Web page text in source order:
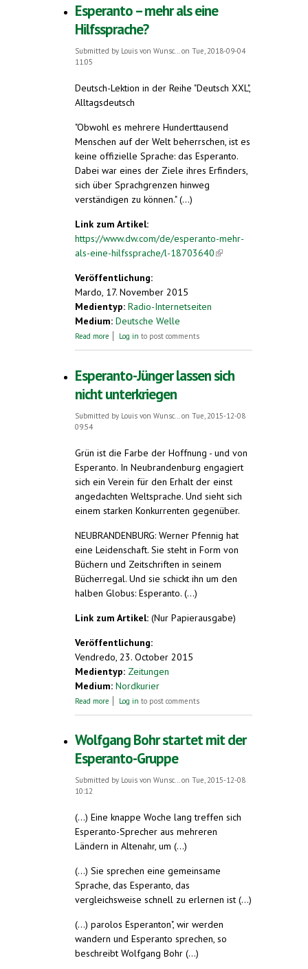
Esperanto – mehr als eine
Hilfssprache?
Submitted by Louis von Wunsc...on Tue, 2018-09-04
11:05
Deutsch-Lektion in der Reihe "Deutsch XXL",
Alltagsdeutsch
"Obwohl es mehrere Hunderttausend
Menschen auf der Welt beherrschen, ist es
keine offizielle Sprache: das Esperanto.
Dabei war eines der Ziele ihres Erfinders,
sich über Sprachgrenzen hinweg
verständigen zu können." (...)
Link zum Artikel:
https://www.dw.com/de/esperanto-mehr-
als-eine-hilfssprache/l-18703640(link is
Veröffentlichung:
Mardo, 17. November 2015
Medientyp: Radio-Internetseiten
Medium: Deutsche Welle
Read more about Esperanto – mehr als eine
Log in to post comments
Esperanto-Jünger lassen sich
nicht unterkriegen
Submitted by Louis von Wunsc...
on Tue, 2015-12-08
09:54
Grün ist die Farbe der Hoffnung - und von
Esperanto. In Neubrandenburg engagiert
sich ein Verein für den Erhalt der einst
angedachten Weltsprache. Und sieht sich
einem starken Konkurrenten gegenüber.
NEUBRANDENBURG: Werner Pfennig hat
eine Leidenschaft. Sie steht in Form von
Büchern und Zeitschriften in seinem
Bücherregal. Und sie schickt ihn um den
halben Globus: Esperanto. (...)
Link zum Artikel: (Nur Papierausgabe)
Veröffentlichung:
Vendredo, 23. October 2015
Medientyp: Zeitungen
Medium: Nordkurier
Read more about Esperanto-Jünger lassen sich nicht
Log in to post comments
Wolfgang Bohr startet mit der
Esperanto-Gruppe
Submitted by Louis von Wunsc...on Tue, 2015-12-08
10:12
(...) Eine knappe Woche lang treffen sich
Esperanto-Sprecher aus mehreren
Ländern in Altenahr, um (...)
(...) Sie sprechen eine gemeinsame
Sprache, das Esperanto, das
vergleichsweise schnell zu erlernen ist (...)
(...) parolos Esperanton", wir werden
wandern und Esperanto sprechen, so
beschreibt Wolfgang Bohr (...)